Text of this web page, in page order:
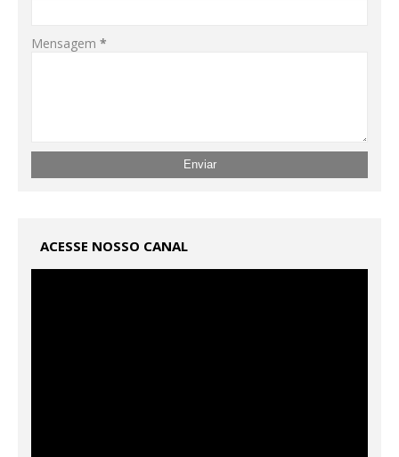
Mensagem *
ACESSE NOSSO CANAL